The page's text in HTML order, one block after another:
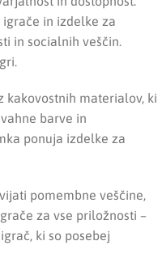
in izdelke za
in socialnih veščin.
kakovostnih materialov, ki
barve in
ponuja izdelke za
pomembne veščine,
za vse priložnosti –
ki so posebej